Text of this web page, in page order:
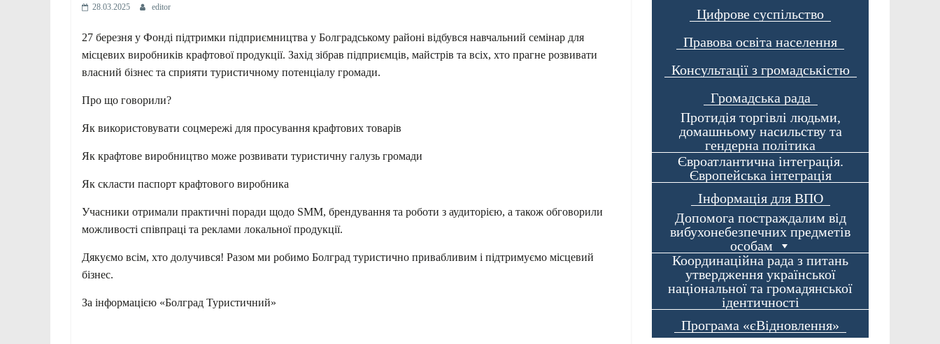
28.03.2025 editor
27 березня у Фонді підтримки підприємництва у Болградському районі відбувся навчальний семінар для
місцевих виробників крафтової продукції. Захід зібрав підприємців, майстрів та всіх, хто прагне розвивати
власний бізнес та сприяти туристичному потенціалу громади.
Про що говорили?
Як використовувати соцмережі для просування крафтових товарів
Як крафтове виробництво може розвивати туристичну галузь громади
Як скласти паспорт крафтового виробника
Учасники отримали практичні поради щодо SMM, брендування та роботи з аудиторією, а також обговорили
можливості співпраці та реклами локальної продукції.
Дякуємо всім, хто долучився! Разом ми робимо Болград туристично привабливим і підтримуємо місцевий
бізнес.
За інформацією «Болград Туристичний»
Цифрове суспільство
Правова освіта населення
Консультації з громадськістю
Громадська рада
Протидія торгівлі людьми,
домашньому насильству та
гендерна політика
Євроатлантична інтеграція.
Європейська інтеграція
Інформація для ВПО
Допомога постраждалим від
вибухонебезпечних предметів
особам
Координаційна рада з питань
утвердження української
національної та громадянської
ідентичності
Програма «єВідновлення»